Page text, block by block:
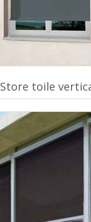
Store toile